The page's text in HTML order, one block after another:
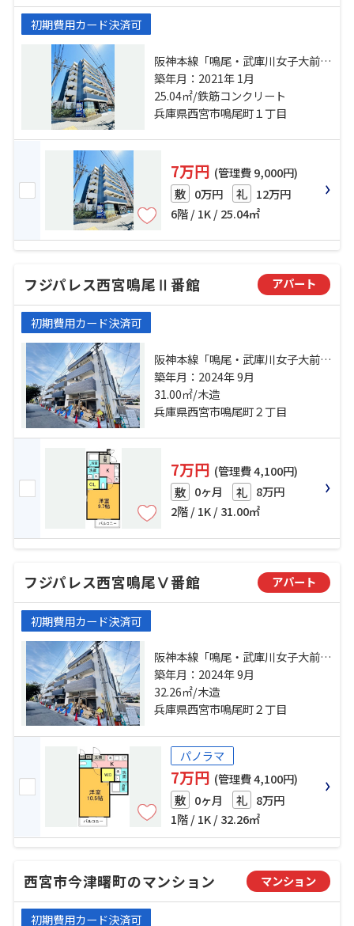
初期費用カード決済可
阪神本線「鳴尾・武庫川女子大前」
駅 徒歩4分 阪神本線「甲子園」
駅 徒歩12分 阪神本線「武庫川」
駅 徒歩15分
築年月：2021年 1月
25.04㎡/鉄筋コンクリート
兵庫県西宮市鳴尾町１丁目
7万円 (管理費 9,000円)
敷 0万円 礼 12万円
6階 / 1K / 25.04㎡
フジパレス西宮鳴尾Ⅱ番館 アパート
初期費用カード決済可
阪神本線「鳴尾・武庫川女子大前」
駅 徒歩7分 阪神本線「甲子園」
駅 徒歩17分 阪神本線「武庫川」
駅 徒歩19分
築年月：2024年 9月
31.00㎡/木造
兵庫県西宮市鳴尾町２丁目
7万円 (管理費 4,100円)
敷 0ヶ月 礼 8万円
2階 / 1K / 31.00㎡
フジパレス西宮鳴尾Ⅴ番館 アパート
初期費用カード決済可
阪神本線「鳴尾・武庫川女子大前」
駅 徒歩7分 阪神本線「甲子園」
駅 徒歩17分 阪神本線「武庫川」
駅 徒歩19分
築年月：2024年 9月
32.26㎡/木造
兵庫県西宮市鳴尾町２丁目
パノラマ
7万円 (管理費 4,100円)
敷 0ヶ月 礼 8万円
1階 / 1K / 32.26㎡
西宮市今津曙町のマンション マンション
初期費用カード決済可